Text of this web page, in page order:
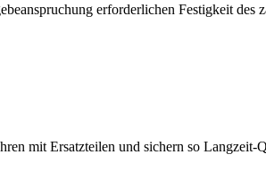
erforderlichen Festigkeit des
mit Ersatzteilen und sichern so Langzeit-